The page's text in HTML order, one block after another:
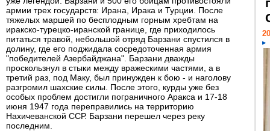
армии трех государств: Ирана, Ирака и Турции. После
тяжелых маршей по бесплодным горным хребтам на
иракско-турецко-иранской границе, где приходилось
питаться травой, небольшой отряд Барзани спустился в
долину, где его поджидала сосредоточенная армия
"победителей Азербайджана". Барзани дважды
проскользнул в стыки между вражескими частями, а в
третий раз, под Маку, был принужден к бою - и наголову
разгромил шахские силы. После этого, курды уже без
особых проблем достигли пограничного Аракса и 17-18
июня 1947 года переправились на территорию
Нахичеванской ССР. Барзани перешел через реку
последним.